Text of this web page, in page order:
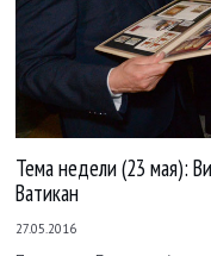
Тема недели (23 мая):
Ватикан
27.05.2016